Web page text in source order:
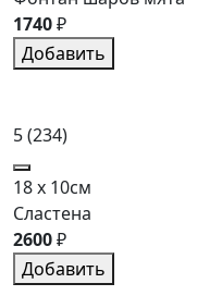
1740₽
Добавить
5(234)
18 x 10см
Сластена
2600₽
Добавить